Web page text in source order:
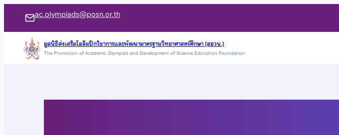
เนื้อหา
ac.olympiads@posn.or.th
มูลนิธิส่งเสริมโอลิมปิกวิชาการและพัฒนามาตรฐานวิทยาศาสตร์ศึกษา (สอวน.)
The Promotion of Academic Olympiad and Development of Science Education Foundation